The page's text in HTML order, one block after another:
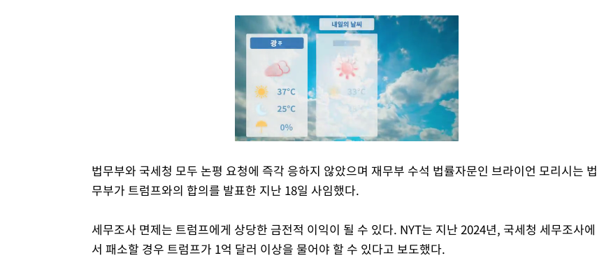
법무부와 국세청 모두 논평 요청에 즉각 응하지 않았으며 재무부 수석 법률자문인 브라이언 모리시는 법
무부가 트럼프와의 합의를 발표한 지난 18일 사임했다.
세무조사 면제는 트럼프에게 상당한 금전적 이익이 될 수 있다. NYT는 지난 2024년, 국세청 세무조사에
서 패소할 경우 트럼프가 1억 달러 이상을 물어야 할 수 있다고 보도했다.